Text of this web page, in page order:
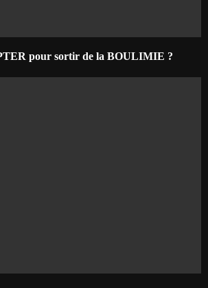
pour sortir de la BOULIMIE ?